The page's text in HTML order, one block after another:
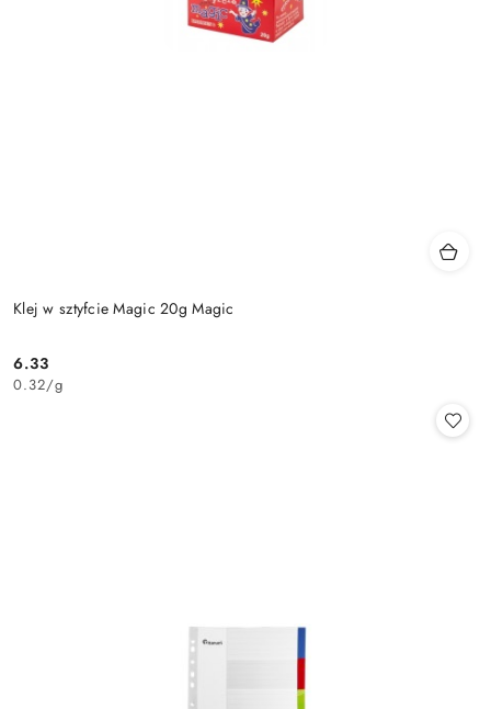
Klej w sztyfcie Magic 20g Magic
Cena:
6.33
0.32/g